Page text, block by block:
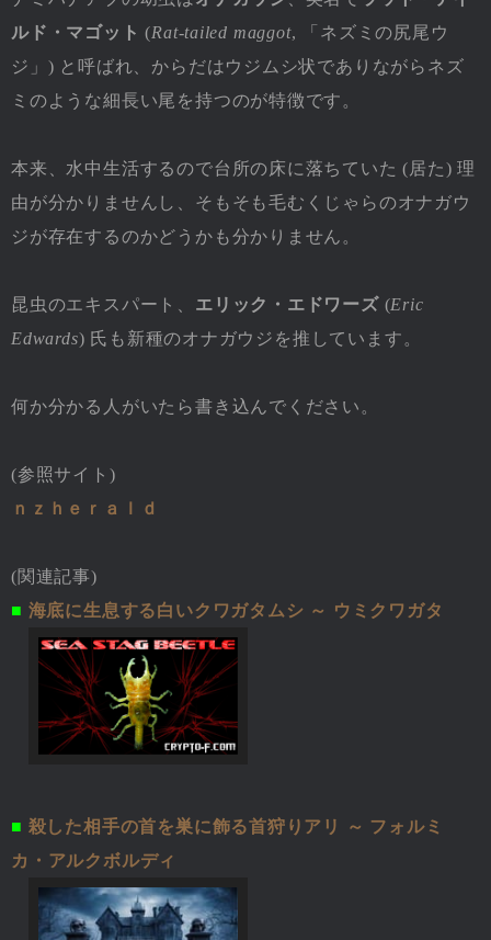
ルド・マゴット (Rat-tailed maggot, 「ネズミの尻尾ウ
ジ」) と呼ばれ、からだはウジムシ状でありながらネズ
ミのような細長い尾を持つのが特徴です。
本来、水中生活するので台所の床に落ちていた (居た) 理
由が分かりませんし、そもそも毛むくじゃらのオナガウ
ジが存在するのかどうかも分かりません。
昆虫のエキスパート、 エリック・エドワーズ(Eric
Edwards) 氏も新種のオナガウジを推しています。
何か分かる人がいたら書き込んでください。
(参照サイト)
ｎｚｈｅｒａｌｄ
(関連記事)
■ 海底に生息する白いクワガタムシ ～ ウミクワガタ
■ 殺した相手の首を巣に飾る首狩りアリ ～ フォルミ
カ・アルクボルディ